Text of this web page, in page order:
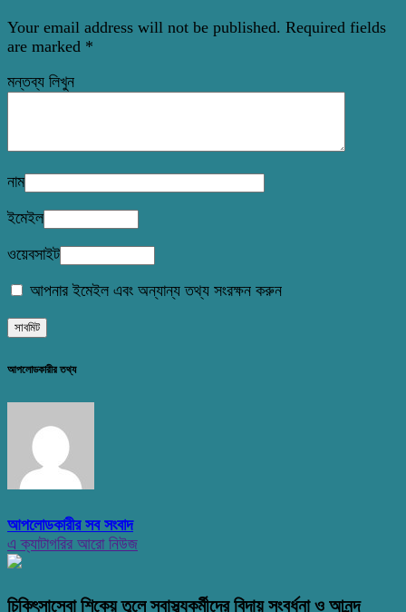
Your email address will not be published. Required fields
are marked *
মন্তব্য লিখুন
নাম
ইমেইল
ওয়েবসাইট
আপনার ইমেইল এবং অন্যান্য তথ্য সংরক্ষন করুন
আপলোডকারীর তথ্য
আপলোডকারীর সব সংবাদ
এ ক্যাটাগরির আরো নিউজ
চিকিৎসাসেবা শিকেয় তুলে স্বাস্থ্যকর্মীদের বিদায় সংবর্ধনা ও আনন্দ